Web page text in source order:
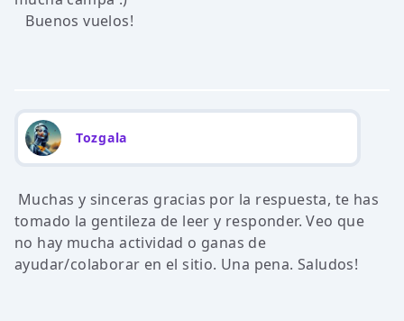
Buenos vuelos!
Tozgala
Muchas y sinceras gracias por la respuesta, te has
tomado la gentileza de leer y responder. Veo que
no hay mucha actividad o ganas de
ayudar/colaborar en el sitio. Una pena. Saludos!